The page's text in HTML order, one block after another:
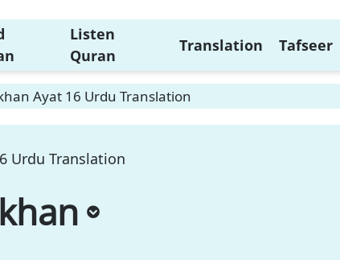
Listen
Quran
Translation Tafseer
Ayat 16 Urdu Translation
Urdu Translation